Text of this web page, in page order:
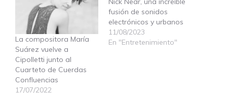
La compositora María
Suárez vuelve a
Cipolletti junto al
Cuarteto de Cuerdas
Confluencias
17/07/2022
fusión de sonidos
electrónicos y urbanos
11/08/2023
En "Entretenimiento"